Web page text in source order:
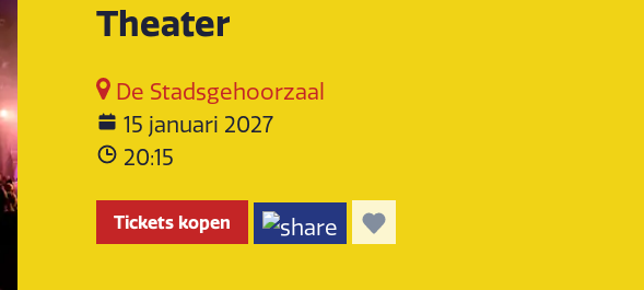
Theater
De Stadsgehoorzaal
15 januari 2027
20:15
Tickets kopen